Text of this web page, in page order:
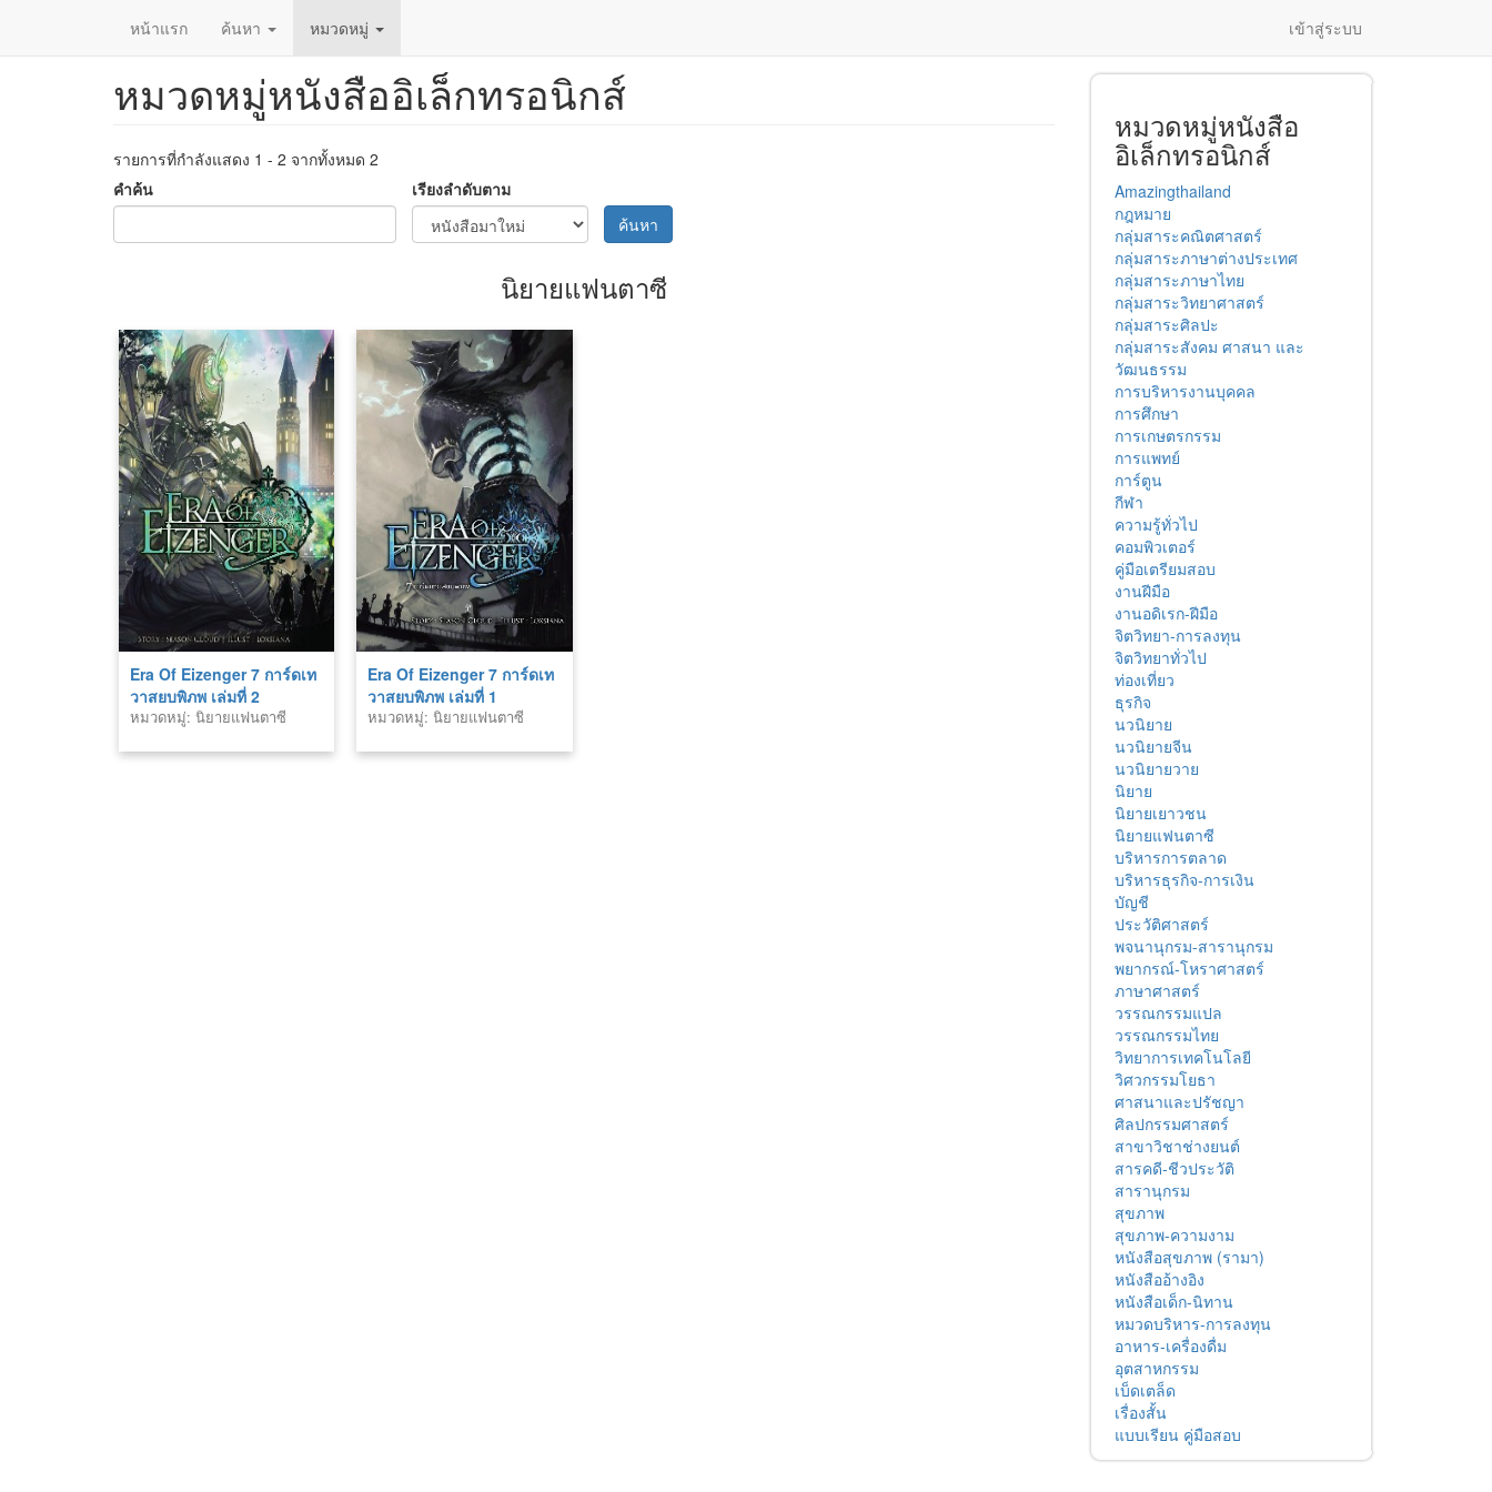
หน้าแรก ค้นหา หมวดหมู่ เข้าสู่ระบบ
หมวดหมู่หนังสืออิเล็กทรอนิกส์
รายการที่กำลังแสดง 1 - 2 จากทั้งหมด 2
คำค้น
เรียงลำดับตาม
ค้นหา
นิยายแฟนตาซี
Era Of Eizenger 7 การ์ดเท
วาสยบพิภพ เล่มที่ 2
หมวดหมู่: นิยายแฟนตาซี
Era Of Eizenger 7 การ์ดเท
วาสยบพิภพ เล่มที่ 1
หมวดหมู่: นิยายแฟนตาซี
หมวดหมู่หนังสือ
อิเล็กทรอนิกส์
Amazingthailand
กฎหมาย
กลุ่มสาระคณิตศาสตร์
กลุ่มสาระภาษาต่างประเทศ
กลุ่มสาระภาษาไทย
กลุ่มสาระวิทยาศาสตร์
กลุ่มสาระศิลปะ
กลุ่มสาระสังคม ศาสนา และ
วัฒนธรรม
การบริหารงานบุคคล
การศึกษา
การเกษตรกรรม
การแพทย์
การ์ตูน
กีฬา
ความรู้ทั่วไป
คอมพิวเตอร์
คู่มือเตรียมสอบ
งานฝีมือ
งานอดิเรก-ฝีมือ
จิตวิทยา-การลงทุน
จิตวิทยาทั่วไป
ท่องเที่ยว
ธุรกิจ
นวนิยาย
นวนิยายจีน
นวนิยายวาย
นิยาย
นิยายเยาวชน
นิยายแฟนตาซี
บริหารการตลาด
บริหารธุรกิจ-การเงิน
บัญชี
ประวัติศาสตร์
พจนานุกรม-สารานุกรม
พยากรณ์-โหราศาสตร์
ภาษาศาสตร์
วรรณกรรมแปล
วรรณกรรมไทย
วิทยาการเทคโนโลยี
วิศวกรรมโยธา
ศาสนาและปรัชญา
ศิลปกรรมศาสตร์
สาขาวิชาช่างยนต์
สารคดี-ชีวประวัติ
สารานุกรม
สุขภาพ
สุขภาพ-ความงาม
หนังสือสุขภาพ (รามา)
หนังสืออ้างอิง
หนังสือเด็ก-นิทาน
หมวดบริหาร-การลงทุน
อาหาร-เครื่องดื่ม
อุตสาหกรรม
เบ็ดเตล็ด
เรื่องสั้น
แบบเรียน คู่มือสอบ